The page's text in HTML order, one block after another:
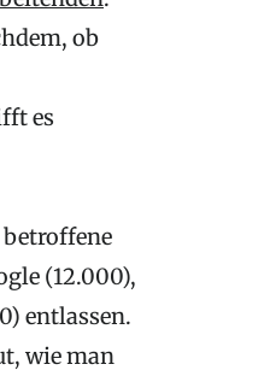
ob
es
(12.000),
entlassen.
wie man